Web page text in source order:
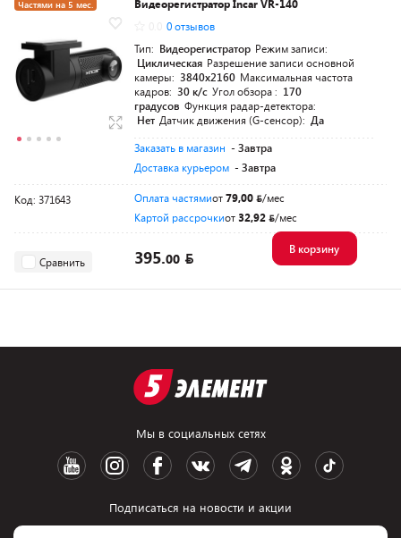
Частями на 5 мес.
Видеорегистратор Incar VR-140
0 отзывов
Тип: Видеорегистратор Режим записи:
Циклическая Разрешение записи основной
камеры: 3840x2160 Максимальная частота
кадров: 30 к/с Угол обзора : 170
градусов Функция радар-детектора:
Нет Датчик движения (G-сенсор): Да
Заказать в магазин - Завтра
Доставка курьером - Завтра
Код: 371643 Оплата частямиот79,00
/мес
Картой рассрочкиот32,92 /мес
Сравнить 395.00
В корзину
Мы в социальных сетях
Подписаться на новости и акции